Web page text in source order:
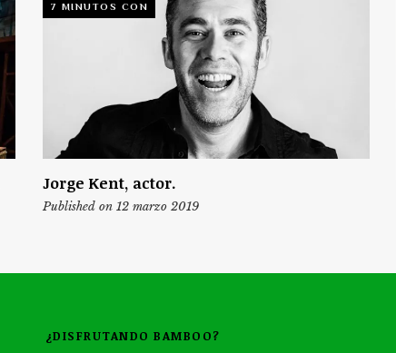
7 MINUTOS CON
Jorge Kent, actor.
Published on 12 marzo 2019
¿DISFRUTANDO BAMBOO?